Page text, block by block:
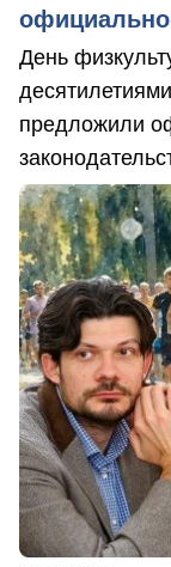
официально
День
предложили